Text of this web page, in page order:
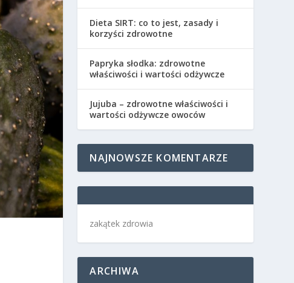
Dieta SIRT: co to jest, zasady i
korzyści zdrowotne
Papryka słodka: zdrowotne
właściwości i wartości odżywcze
Jujuba – zdrowotne właściwości i
wartości odżywcze owoców
NAJNOWSZE KOMENTARZE
zakątek zdrowia
ARCHIWA